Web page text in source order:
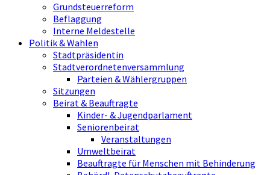
Grundsteuerreform
Beflaggung
Interne Meldestelle
Politik & Wahlen
Stadtpräsidentin
Stadtverordnetenversammlung
Parteien & Wählergruppen
Sitzungen
Beirat & Beauftragte
Kinder- & Jugendparlament
Seniorenbeirat
Veranstaltungen
Umweltbeirat
Beauftragte für Menschen mit Behinderung